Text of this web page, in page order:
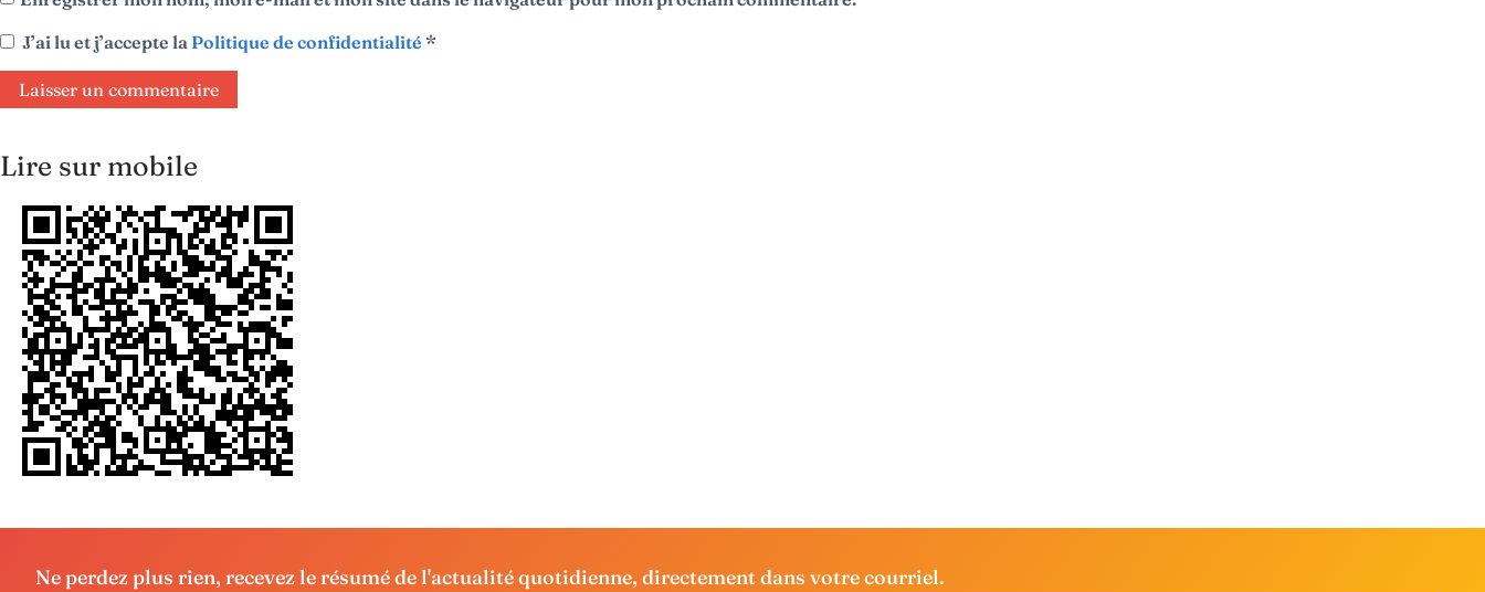
J’ai lu et j’accepte la Politique de confidentialité *
Lire sur mobile
Ne perdez plus rien, recevez le résumé de l'actualité quotidienne, directement dans votre courriel.